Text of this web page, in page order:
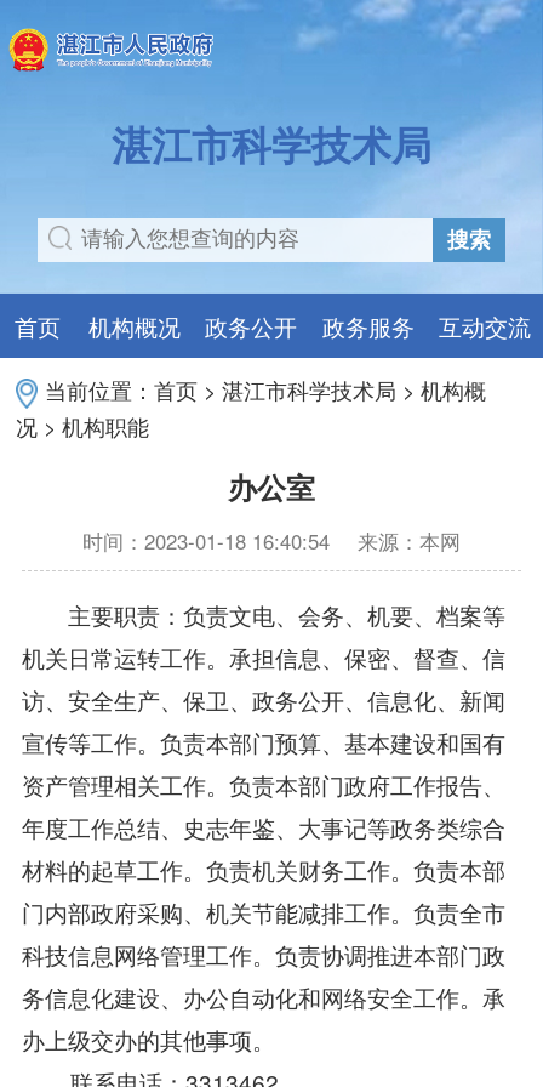
湛江市科学技术局
搜索
首页 机构概况 政务公开 政务服务 互动交流
当前位置：首页 >湛江市科学技术局 >机构概
况 >机构职能
办公室
时间：2023-01-18 16:40:54 来源：本网
主要职责：负责文电、会务、机要、档案等
机关日常运转工作。承担信息、保密、督查、信
访、安全生产、保卫、政务公开、信息化、新闻
宣传等工作。负责本部门预算、基本建设和国有
资产管理相关工作。负责本部门政府工作报告、
年度工作总结、史志年鉴、大事记等政务类综合
材料的起草工作。负责机关财务工作。负责本部
门内部政府采购、机关节能减排工作。负责全市
科技信息网络管理工作。负责协调推进本部门政
务信息化建设、办公自动化和网络安全工作。承
办上级交办的其他事项。